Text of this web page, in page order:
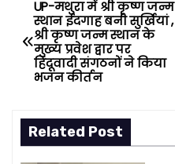
P
o
s
t
n
UP-मथुरा में श्री कृष्ण जन्म
स्थान ईदगाह बनी सुर्खियां ,
श्री कृष्ण जन्म स्थान के
मुख्य प्रवेश द्वार पर
हिंदूवादी संगठनों ने किया
भजन कीर्तन
Related Post